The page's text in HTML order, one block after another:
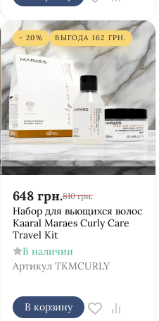
- 20% ВЫГОДА 162 ГРН.
648 грн.810 грн.
Набор для вьющихся волос
Kaaral Maraes Curly Care
Travel Kit
В наличии
Артикул TKMCURLY
В корзину